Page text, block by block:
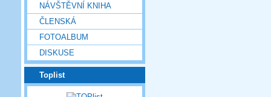
NÁVŠTĚVNÍ KNIHA
ČLENSKÁ
FOTOALBUM
DISKUSE
Toplist